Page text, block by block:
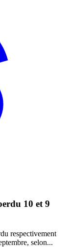
10 et 9
respectivement
selon...